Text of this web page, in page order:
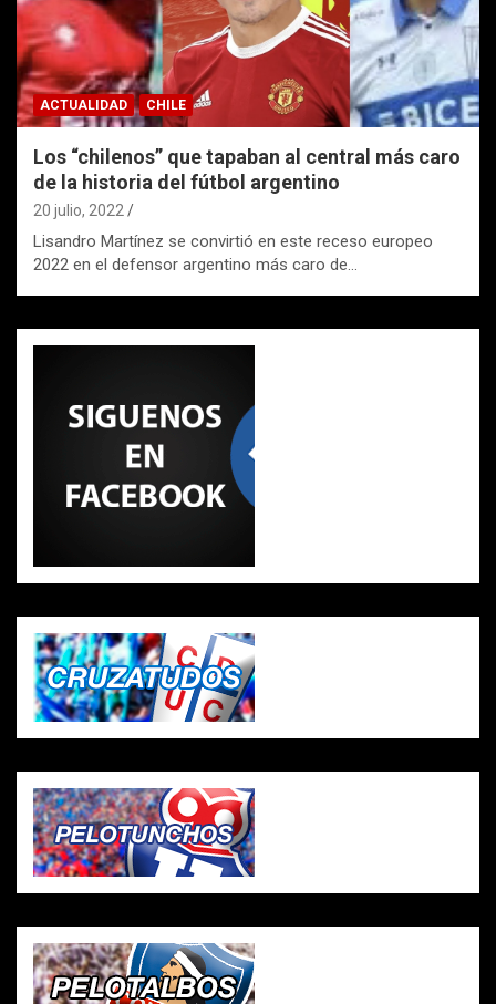
ACTUALIDAD CHILE
Los “chilenos” que tapaban al central más caro
de la historia del fútbol argentino
20 julio, 2022
Lisandro Martínez se convirtió en este receso europeo
2022 en el defensor argentino más caro de…